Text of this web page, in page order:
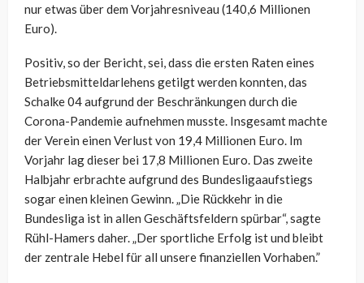
nur etwas über dem Vorjahresniveau (140,6 Millionen
Euro).
Positiv, so der Bericht, sei, dass die ersten Raten eines
Betriebsmitteldarlehens getilgt werden konnten, das
Schalke 04 aufgrund der Beschränkungen durch die
Corona-Pandemie aufnehmen musste. Insgesamt machte
der Verein einen Verlust von 19,4 Millionen Euro. Im
Vorjahr lag dieser bei 17,8 Millionen Euro. Das zweite
Halbjahr erbrachte aufgrund des Bundesligaaufstiegs
sogar einen kleinen Gewinn. „Die Rückkehr in die
Bundesliga ist in allen Geschäftsfeldern spürbar“, sagte
Rühl-Hamers daher. „Der sportliche Erfolg ist und bleibt
der zentrale Hebel für all unsere finanziellen Vorhaben.”